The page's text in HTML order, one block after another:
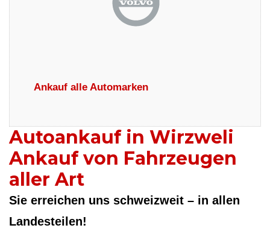
Ankauf alle Automarken
Autoankauf in Wirzweli
Ankauf von Fahrzeugen
aller Art
Sie erreichen uns schweizweit – in allen
Landesteilen!